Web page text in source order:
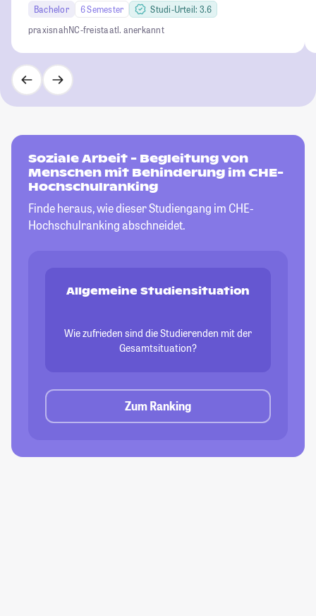
Bachelor 6 Semester
Studi-Urteil: 3.6
praxisnahNC-freistaatl. anerkannt
Soziale Arbeit - Begleitung von
Menschen mit Behinderung im CHE-
Hochschulranking
Finde heraus, wie dieser Studiengang im CHE-
Hochschulranking abschneidet.
Allgemeine Studiensituation
Wie zufrieden sind die Studierenden mit der
Gesamtsituation?
Zum Ranking